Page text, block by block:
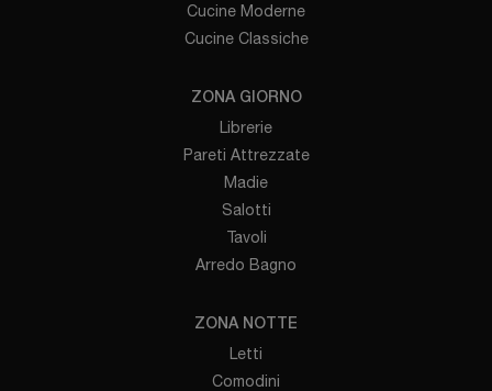
Cucine Moderne
Cucine Classiche
ZONA GIORNO
Librerie
Pareti Attrezzate
Madie
Salotti
Tavoli
Arredo Bagno
ZONA NOTTE
Letti
Comodini